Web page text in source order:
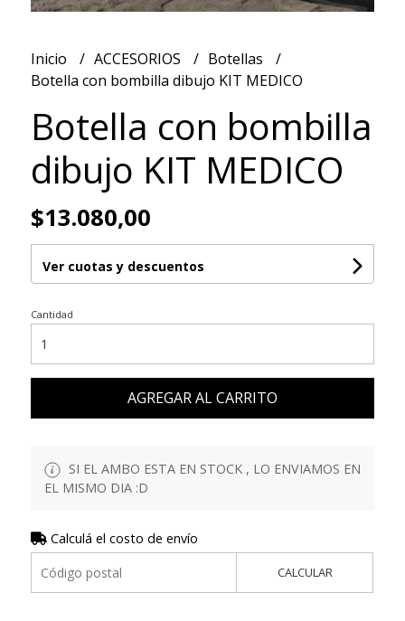
Inicio ACCESORIOS
Botellas
Botella con bombilla dibujo KIT MEDICO
Botella con bombilla
dibujo KIT MEDICO
$13.080,00
Ver cuotas y descuentos
Cantidad
AGREGAR AL CARRITO
SI EL AMBO ESTA EN STOCK , LO ENVIAMOS EN
EL MISMO DIA :D
Calculá el costo de envío
CALCULAR